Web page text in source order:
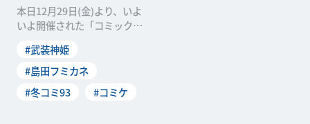
本日12月29日(金)より、いよ
いよ開催された「コミックマ
ス・KADOK
#武装神姫
#島田フミカネ
#冬コミ93
#コミケ